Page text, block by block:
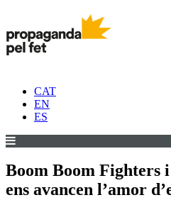
CAT
EN
ES
Boom Boom Fighters
ens avancen l’amor